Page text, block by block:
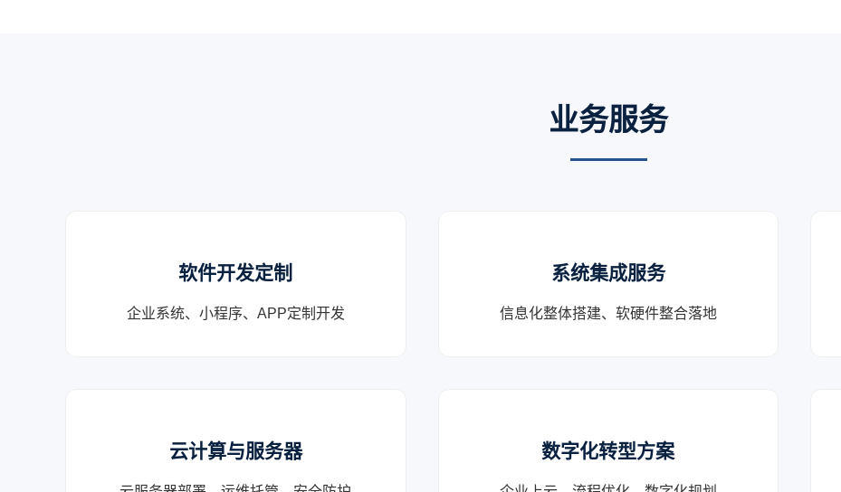
业务服务
软件开发定制
企业系统、小程序、APP定制开发
系统集成服务
信息化整体搭建、软硬件整合落地
云计算与服务器 数字化转型方案